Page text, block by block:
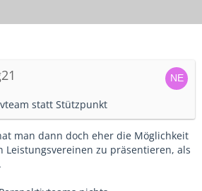
statt Stützpunkt
man dann doch eher die Möglichkeit
Leistungsvereinen zu präsentieren, als